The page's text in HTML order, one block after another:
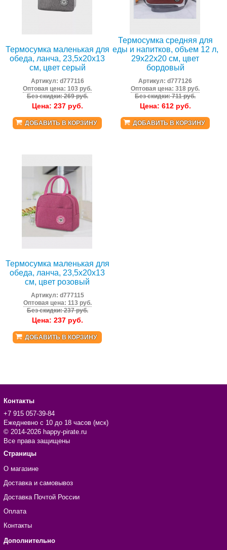
Термосумка маленькая для
обеда, ланча, 23,5x20x13
см, цвет серый
Артикул: d777116
Оптовая цена: 103 руб.
Без скидки: 269 руб.
Цена: 237руб.
ДОБАВИТЬ В КОРЗИНУ
Термосумка средняя для
еды и напитков, объем 12 л,
29x22x20 см, цвет
бордовый
Артикул:d777126
Оптовая цена: 318 руб.
Без скидки: 711 руб.
Цена: 612руб.
ДОБАВИТЬ В КОРЗИНУ
Термосумка маленькая для
обеда, ланча, 23,5x20x13
см, цвет розовый
Артикул: d777115
Оптовая цена: 113 руб.
Без скидки: 237 руб.
Цена: 237руб.
ДОБАВИТЬ В КОРЗИНУ
Контакты
+7 915 057-39-84
Ежедневно с 10 до 18 часов (мск)
© 2014-2026 happy-pirate.ru
Все права защищены
Страницы
О магазине
Доставка и самовывоз
Доставка Почтой России
Оплата
Контакты
Дополнительно